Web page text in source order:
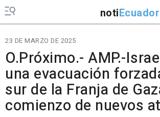
notiEcuador
23 DE MARZO DE 2025
O.Próximo.- AMP.-
una evacuación
sur de la Franja de
comienzo de nuevos